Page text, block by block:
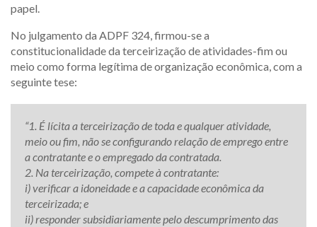
papel.
No julgamento da ADPF 324, firmou-se a
constitucionalidade da terceirização de atividades-fim ou
meio como forma legítima de organização econômica, com a
seguinte tese:
“1. É lícita a terceirização de toda e qualquer atividade,
meio ou fim, não se configurando relação de emprego entre
a contratante e o empregado da contratada.
2. Na terceirização, compete à contratante:
i) verificar a idoneidade e a capacidade econômica da
terceirizada; e
ii) responder subsidiariamente pelo descumprimento das